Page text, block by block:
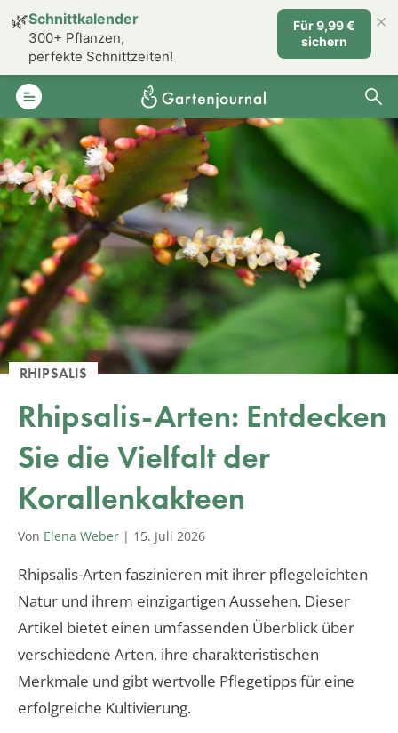
RHIPSALIS
Rhipsalis-Arten: Entdecken
Sie die Vielfalt der
Korallenkakteen
Von Elena Weber | 15. Juli 2026
Rhipsalis-Arten faszinieren mit ihrer pflegeleichten
Natur und ihrem einzigartigen Aussehen. Dieser
Artikel bietet einen umfassenden Überblick über
verschiedene Arten, ihre charakteristischen
Merkmale und gibt wertvolle Pflegetipps für eine
erfolgreiche Kultivierung.
🌿Schnittkalender
300+ Pflanzen,
perfekte Schnittzeiten!
Für 9,99 €
sichern
×